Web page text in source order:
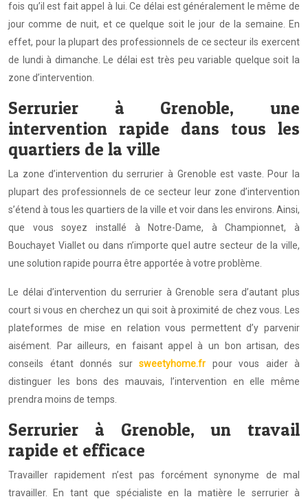
fois qu’il est fait appel à lui. Ce délai est généralement le même de
jour comme de nuit, et ce quelque soit le jour de la semaine. En
effet, pour la plupart des professionnels de ce secteur ils exercent
de lundi à dimanche. Le délai est très peu variable quelque soit la
zone d’intervention.
Serrurier à Grenoble, une
intervention rapide dans tous les
quartiers de la ville
La zone d’intervention du serrurier à Grenoble est vaste. Pour la
plupart des professionnels de ce secteur leur zone d’intervention
s’étend à tous les quartiers de la ville et voir dans les environs. Ainsi,
que vous soyez installé à Notre-Dame, à Championnet, à
Bouchayet Viallet ou dans n’importe quel autre secteur de la ville,
une solution rapide pourra être apportée à votre problème.
Le délai d’intervention du serrurier à Grenoble sera d’autant plus
court si vous en cherchez un qui soit à proximité de chez vous. Les
plateformes de mise en relation vous permettent d’y parvenir
aisément. Par ailleurs, en faisant appel à un bon artisan, des
conseils étant donnés sur sweetyhome.fr pour vous aider à
distinguer les bons des mauvais, l’intervention en elle même
prendra moins de temps.
Serrurier à Grenoble, un travail
rapide et efficace
Travailler rapidement n’est pas forcément synonyme de mal
travailler. En tant que spécialiste en la matière le serrurier à